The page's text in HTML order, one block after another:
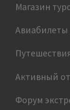
Магазин
Авиабилеты
Активный
Форум